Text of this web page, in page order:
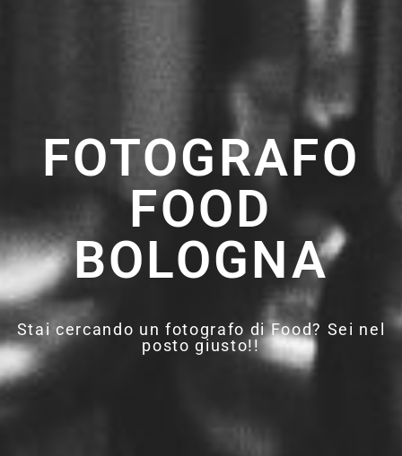
FOTOGRAFO
FOOD
BOLOGNA
Stai cercando un fotografo di Food? Sei nel
posto giusto!!